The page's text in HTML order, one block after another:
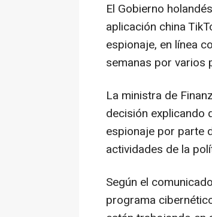
El Gobierno
aplicación china
espionaje, en línea
semanas por varios
La ministra de
decisión explicando
espionaje por parte
actividades de la
Según el
programa